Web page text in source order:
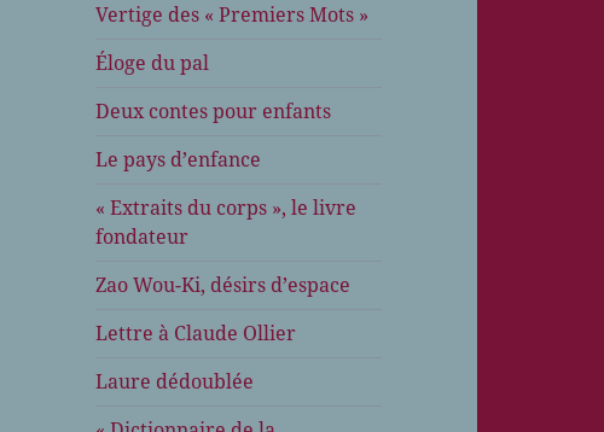
Vertige des « Premiers Mots »
Éloge du pal
Deux contes pour enfants
Le pays d’enfance
« Extraits du corps », le livre
fondateur
Zao Wou-Ki, désirs d’espace
Lettre à Claude Ollier
Laure dédoublée